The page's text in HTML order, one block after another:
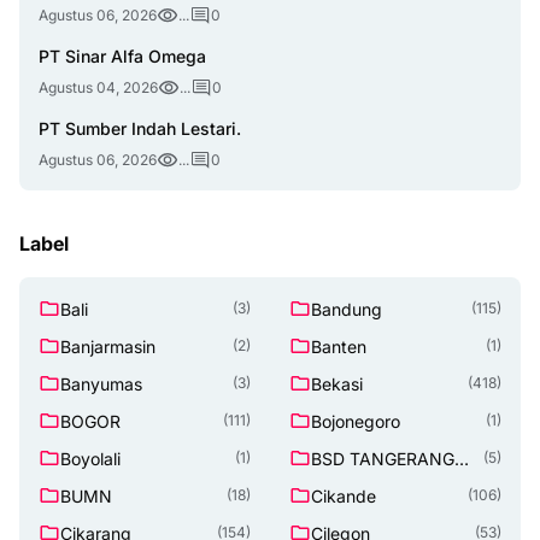
Agustus 06, 2026 ... 0
PT Sinar Alfa Omega
Agustus 04, 2026 ... 0
PT Sumber Indah Lestari.
Agustus 06, 2026 ... 0
Label
Bali (3) Bandung (115)
Banjarmasin (2) Banten (1)
Banyumas (3) Bekasi (418)
BOGOR (111) Bojonegoro (1)
Boyolali (1)
BSD TANGERANG
(5)
BUMN (18) Cikande (106)
Cikarang (154) Cilegon (53)